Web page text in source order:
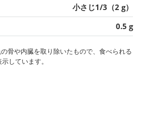
小さじ1/3（2 g）
0.5 g
骨や内臓を取り除いたもので、食べられる
しています。